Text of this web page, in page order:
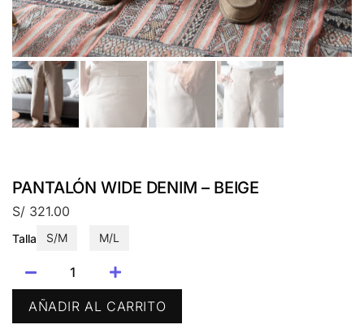
PANTALÓN WIDE DENIM – BEIGE
S/ 321.00
Talla S/M M/L
AÑADIR AL CARRITO